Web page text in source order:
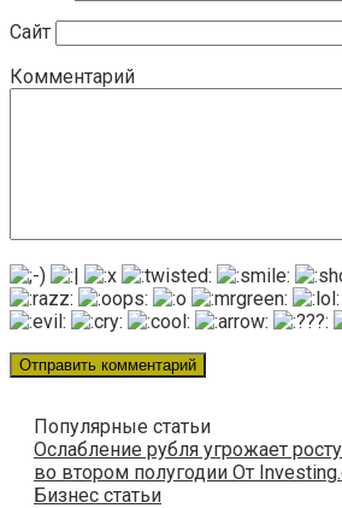
Сайт
Комментарий
Популярные статьи
Ослабление рубля угрожает
во втором полугодии От
Бизнес статьи